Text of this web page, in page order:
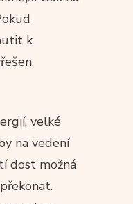
k
velké
na vedení
dost možná